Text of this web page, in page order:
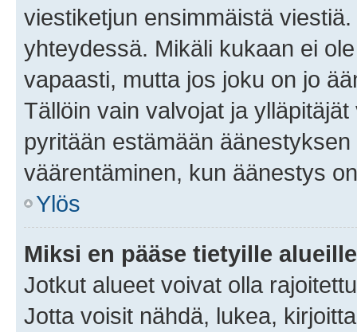
viestiketjun ensimmäistä
yhteydessä. Mikäli kukaan ei
vapaasti, mutta jos joku on jo
Tällöin vain valvojat ja
pyritään estämään
väärentäminen, kun äänestys
Ylös
Miksi en pääse tietyille
Jotkut alueet voivat olla
Jotta voisit nähdä, lukea,